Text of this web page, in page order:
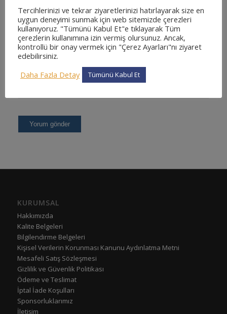
KURUMSAL
Hakkımızda
Kalite Belgeleri
Bilgilendirme Belgeleri
Kişisel Verilerin Korunması Kanunu Aydınlatma Metni
Mesafeli Satış Sözleşmesi
Gizlilik ve Güvenlik Politikası
Ödeme ve Teslimat
İptal İade Koşulları
Sponsorluklarımız
İletişim
Tercihlerinizi ve tekrar ziyaretlerinizi hatırlayarak size en
uygun deneyimi sunmak için web sitemizde çerezleri
kullanıyoruz. "Tümünü Kabul Et"e tıklayarak Tüm
çerezlerin kullanımına izin vermiş olursunuz. Ancak,
kontrollü bir onay vermek için "Çerez Ayarları"nı ziyaret
edebilirsiniz.
Daha Fazla Detay
Tümünü Kabul Et